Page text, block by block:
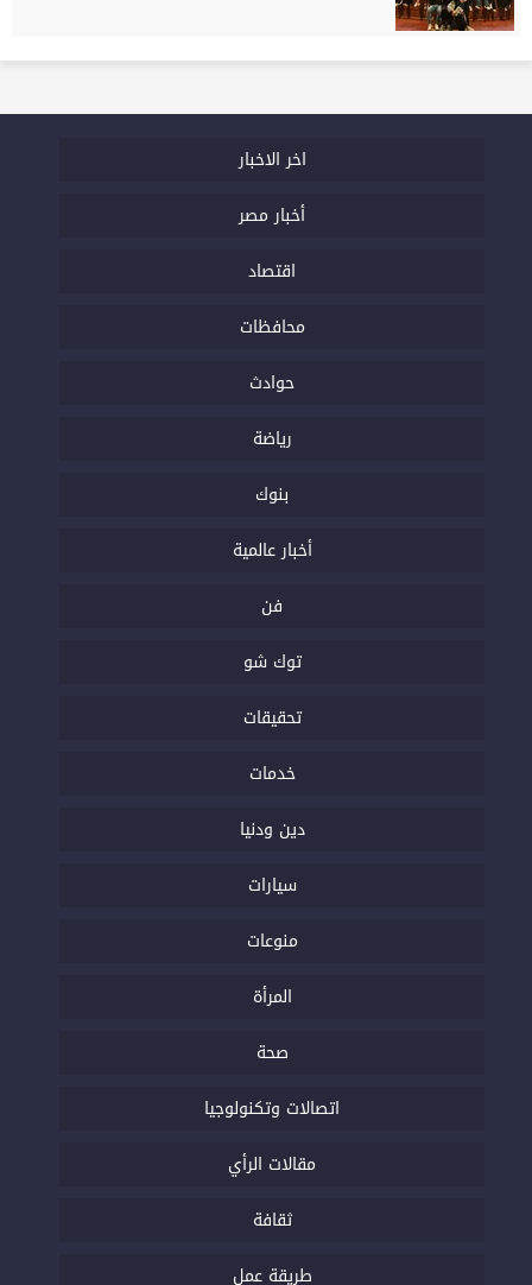
اخر الاخبار
أخبار مصر
اقتصاد
محافظات
حوادث
رياضة
بنوك
أخبار عالمية
فن
توك شو
تحقيقات
خدمات
دين ودنيا
سيارات
منوعات
المرأة
صحة
اتصالات وتكنولوجيا
مقالات الرأي
ثقافة
طريقة عمل